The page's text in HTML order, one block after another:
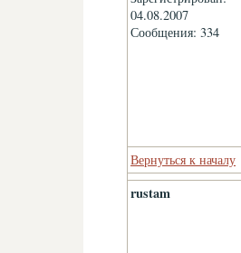
04.08.2007
Сообщения: 334
Вернуться к началу
rustam